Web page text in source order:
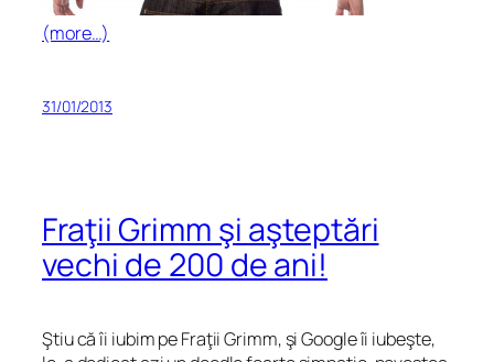
(more…)
31/01/2013
Fraţii Grimm şi aşteptări
vechi de 200 de ani!
Ştiu că îi iubim pe Fraţii Grimm, şi Google îi iubeşte,